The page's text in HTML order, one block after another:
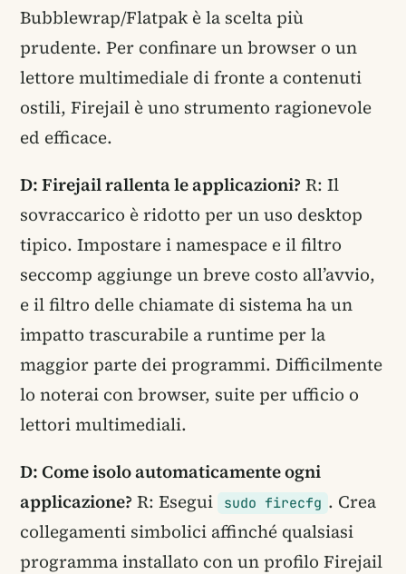
Bubblewrap/Flatpak è la scelta più
prudente. Per confinare un browser o un
lettore multimediale di fronte a contenuti
ostili, Firejail è uno strumento ragionevole
ed efficace.
D: Firejail rallenta le applicazioni? R: Il
sovraccarico è ridotto per un uso desktop
tipico. Impostare i namespace e il filtro
seccomp aggiunge un breve costo all’avvio,
e il filtro delle chiamate di sistema ha un
impatto trascurabile a runtime per la
maggior parte dei programmi. Difficilmente
lo noterai con browser, suite per ufficio o
lettori multimediali.
D: Come isolo automaticamente ogni
applicazione? R: Esegui sudo firecfg . Crea
collegamenti simbolici affinché qualsiasi
programma installato con un profilo Firejail